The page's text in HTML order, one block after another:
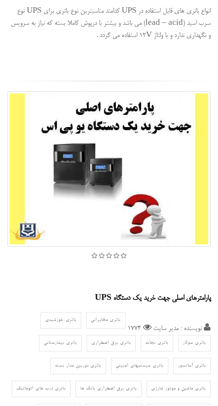
انواع باتری های قابل استفاده در UPS کدامند مناسبترین نوع باتری برای UPS نوع
سرب اسید (lead – acid) می باشد و بیشتر با درپوش کاملا بسته که نیاز به سرویس
و نگهداری ندارد و با ولتاژ ۱۲V استفاده می گردد .
پارامترهای اصلی جهت خرید یک دستگاه UPS
نویسنده : مدیر سایت 1774
باتری مخابراتی باتری خورشیدی
باتری سولار باتری نجات باتری برق اضطراری باتری بیمارستانی
باتری آسانسور باتری سیستمهای امنیتی باتری دوربین مدار بسته
باتری ماشین و موتور شارژی باتری برق اضطراری بانک ها باتری درب های اتوماتیک